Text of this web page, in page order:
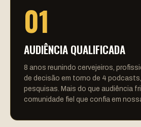
01
AUDIÊNCIA QUALIFICADA
8 anos reunindo cervejeiros,
de decisão em torno de 4
pesquisas. Mais do que audiência
comunidade fiel que confia em